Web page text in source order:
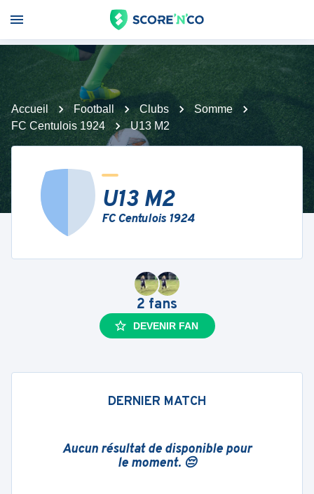
Accueil Football Clubs
Somme
FC Centulois 1924
U13 M2
U13 M2
FC Centulois 1924
2 fans
DEVENIR FAN
DERNIER MATCH
Aucun résultat de disponible pour
le moment. 😔